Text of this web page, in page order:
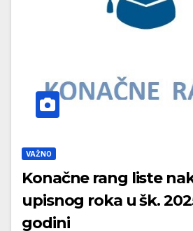
VAŽNO
Konačne rang liste
upisnog roka u šk.
godini